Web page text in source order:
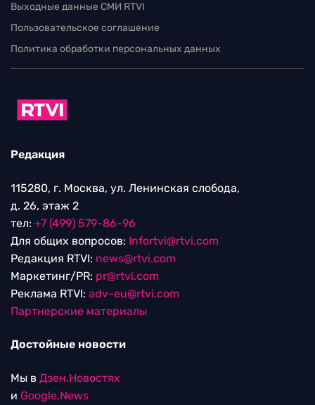
Выходные данные СМИ RTVI
Пользовательское соглашение
Политика обработки персональных данных
Редакция
115280, г. Москва, ул. Ленинская слобода,
д. 26, этаж 2
тел: +7 (499) 579-86-96
Для общих вопросов: Infortvi@rtvi.com
Редакция RTVI: news@rtvi.com
Маркетинг/PR: pr@rtvi.com
Реклама RTVI: adv-eu@rtvi.com
Партнерские материалы
Достойные новости
Мы в Дзен.Новостях
и Google.News